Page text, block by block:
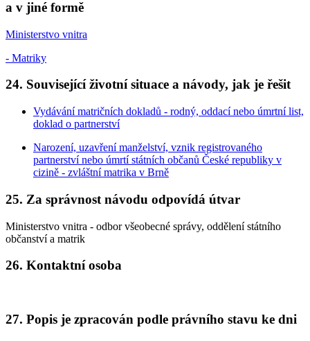
a v jiné formě
Ministerstvo vnitra
- Matriky
24. Související životní situace a návody, jak je řešit
Vydávání matričních dokladů - rodný, oddací nebo úmrtní list,
doklad o partnerství
Narození, uzavření manželství, vznik registrovaného
partnerství nebo úmrtí státních občanů České republiky v
cizině - zvláštní matrika v Brně
25. Za správnost návodu odpovídá útvar
Ministerstvo vnitra - odbor všeobecné správy, oddělení státního
občanství a matrik
26. Kontaktní osoba
27. Popis je zpracován podle právního stavu ke dni